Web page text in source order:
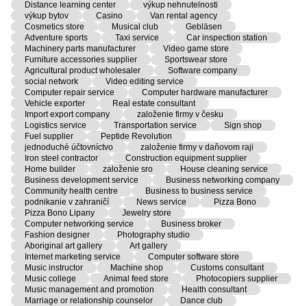
Distance learning center
výkup nehnutelnosti
výkup bytov
Casino
Van rental agency
Cosmetics store
Musical club
Gebläsen
Adventure sports
Taxi service
Car inspection station
Machinery parts manufacturer
Video game store
Furniture accessories supplier
Sportswear store
Agricultural product wholesaler
Software company
social network
Video editing service
Computer repair service
Computer hardware manufacturer
Vehicle exporter
Real estate consultant
Import export company
založenie firmy v česku
Logistics service
Transportation service
Sign shop
Fuel supplier
Peptide Revolution
jednoduché účtovníctvo
založenie firmy v daňovom raji
Iron steel contractor
Construction equipment supplier
Home builder
založenie sro
House cleaning service
Business development service
Business networking company
Community health centre
Business to business service
podnikanie v zahraničí
News service
Pizza Bono
Pizza Bono Lipany
Jewelry store
Computer networking service
Business broker
Fashion designer
Photography studio
Aboriginal art gallery
Art gallery
Internet marketing service
Computer software store
Music instructor
Machine shop
Customs consultant
Music college
Animal feed store
Photocopiers supplier
Music management and promotion
Health consultant
Marriage or relationship counselor
Dance club